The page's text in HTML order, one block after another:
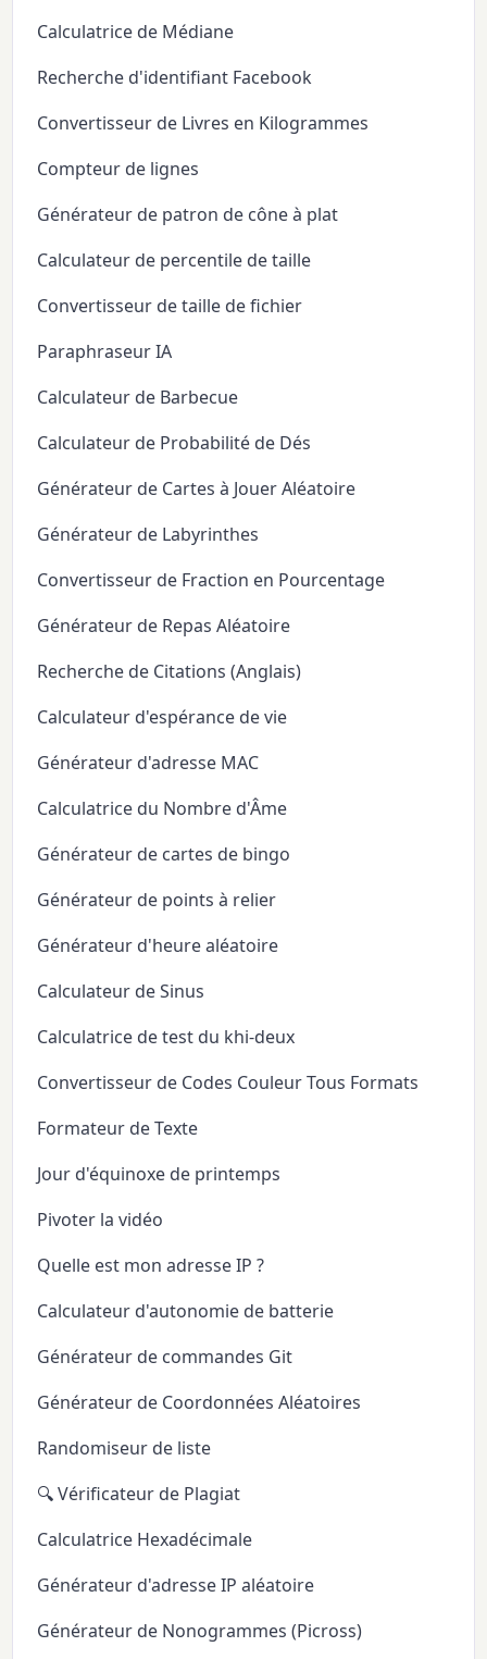
Calculatrice de Médiane
Recherche d'identifiant Facebook
Convertisseur de Livres en Kilogrammes
Compteur de lignes
Générateur de patron de cône à plat
Calculateur de percentile de taille
Convertisseur de taille de fichier
Paraphraseur IA
Calculateur de Barbecue
Calculateur de Probabilité de Dés
Générateur de Cartes à Jouer Aléatoire
Générateur de Labyrinthes
Convertisseur de Fraction en Pourcentage
Générateur de Repas Aléatoire
Recherche de Citations (Anglais)
Calculateur d'espérance de vie
Générateur d'adresse MAC
Calculatrice du Nombre d'Âme
Générateur de cartes de bingo
Générateur de points à relier
Générateur d'heure aléatoire
Calculateur de Sinus
Calculatrice de test du khi-deux
Convertisseur de Codes Couleur Tous Formats
Formateur de Texte
Jour d'équinoxe de printemps
Pivoter la vidéo
Quelle est mon adresse IP ?
Calculateur d'autonomie de batterie
Générateur de commandes Git
Générateur de Coordonnées Aléatoires
Randomiseur de liste
🔍 Vérificateur de Plagiat
Calculatrice Hexadécimale
Générateur d'adresse IP aléatoire
Générateur de Nonogrammes (Picross)